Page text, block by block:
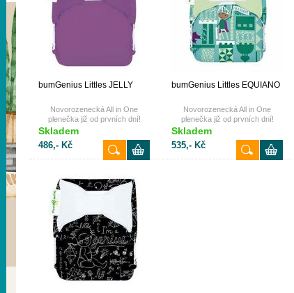
bumGenius Littles JELLY
Novorozenecká All in One
plenečka již od prvních dní!
Skladem
486,- Kč
bumGenius Littles EQUIANO
Novorozenecká All in One
plenečka již od prvních dní!
Skladem
535,- Kč